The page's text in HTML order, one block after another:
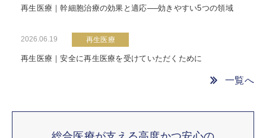
再生医療｜幹細胞治療の効果と適応──効きやすい5つの領域
2026.06.19 再生医療
再生医療｜安全に再生医療を受けていただくために
一覧へ